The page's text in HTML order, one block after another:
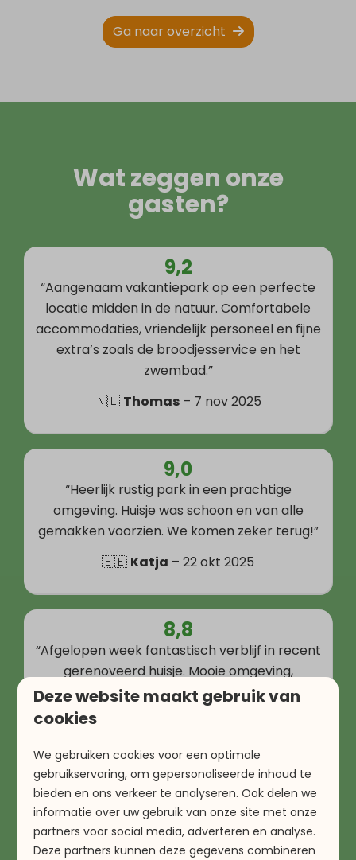
Ga naar overzicht
Wat zeggen onze
gasten?
9,2
“Aangenaam vakantiepark op een perfecte
locatie midden in de natuur. Comfortabele
accommodaties, vriendelijk personeel en fijne
extra’s zoals de broodjesservice en het
zwembad.”
🇳🇱 Thomas – 7 nov 2025
9,0
“Heerlijk rustig park in een prachtige
omgeving. Huisje was schoon en van alle
gemakken voorzien. We komen zeker terug!”
🇧🇪 Katja – 22 okt 2025
8,8
“Afgelopen week fantastisch verblijf in recent
gerenoveerd huisje. Mooie omgeving,
zwembad dichtbij, fijne keuken en vriendelijk
Bekijk alle beoordelingen
Deze website maakt gebruik van
cookies
We gebruiken cookies voor een optimale
gebruikservaring, om gepersonaliseerde inhoud te
bieden en ons verkeer te analyseren. Ook delen we
informatie over uw gebruik van onze site met onze
partners voor social media, adverteren en analyse.
Deze partners kunnen deze gegevens combineren